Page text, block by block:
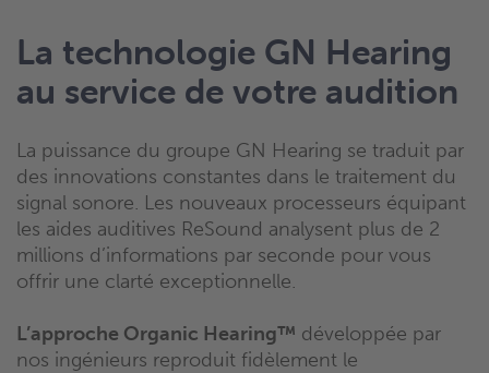
La technologie GN Hearing
au service de votre audition
La puissance du groupe GN Hearing se traduit par
des innovations constantes dans le traitement du
signal sonore. Les nouveaux processeurs équipant
les aides auditives ReSound analysent plus de 2
millions d’informations par seconde pour vous
offrir une clarté exceptionnelle.
L’approche Organic Hearing™ développée par
nos ingénieurs reproduit fidèlement le